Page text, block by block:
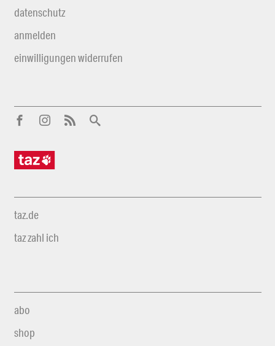
datenschutz
anmelden
einwilligungen widerrufen
taz.de
taz zahl ich
abo
shop